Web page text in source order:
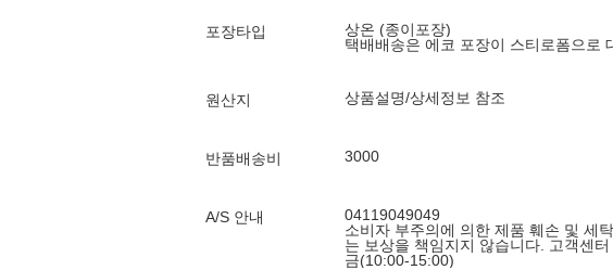
포장타입
상온 (종이포장)
택배배송은 에코 포장이 스티로폼으로
원산지 상품설명/상세정보 참조
반품배송비 3000
A/S 안내
04119049049
소비자 부주의에 의한 제품 훼손 및 세
는 보상을 책임지지 않습니다. 고객센
금(10:00-15:00)